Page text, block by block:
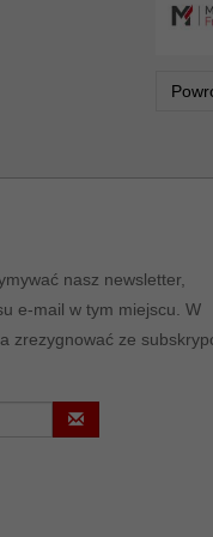
nasz newsletter,
e-mail w tym miejscu. W
zrezygnować ze